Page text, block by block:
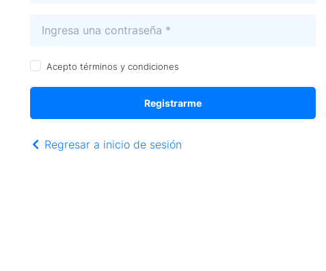
Acepto términos y condiciones
Registrarme
Regresar a inicio de sesión